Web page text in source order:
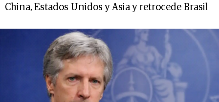
China, Estados Unidos y Asia y retrocede Brasil